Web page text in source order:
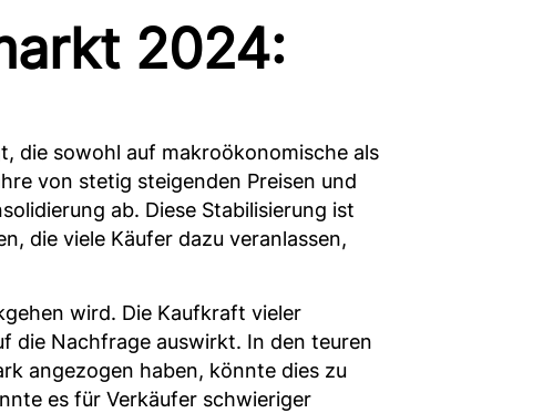
2024:
die sowohl auf makroökonomische als
von stetig steigenden Preisen und
ab. Diese Stabilisierung ist
die viele Käufer dazu veranlassen,
wird. Die Kaufkraft vieler
die Nachfrage auswirkt. In den teuren
angezogen haben, könnte dies zu
es für Verkäufer schwieriger